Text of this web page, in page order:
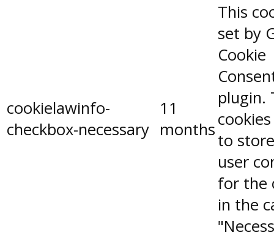
cookielawinfo-
checkbox-necessary
11
months
This
set by
Cookie
plugin.
to
user
for the
in the